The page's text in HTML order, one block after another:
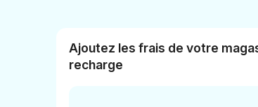
Ajoutez les frais de votre
recharge